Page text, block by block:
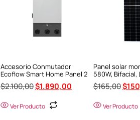
Accesorio Conmutador
Ecoflow Smart Home Panel 2
$2.100,00$1.890,00
Ver Producto
Panel solar
580W, Bifacial,
$165,00$
Ver Producto